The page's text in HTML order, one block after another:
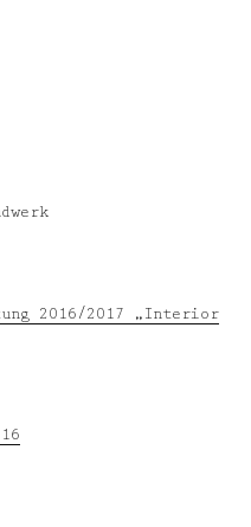
2016/2017 „Interior